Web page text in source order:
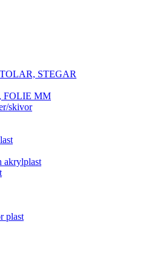
STEGAR
FOLIE MM
skivor
akrylplast
plast